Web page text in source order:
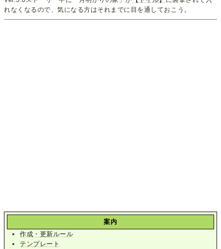
れなくなるので、気になる方はそれまでに目を通しておこう。
案内
作成・更新ルール
テンプレート